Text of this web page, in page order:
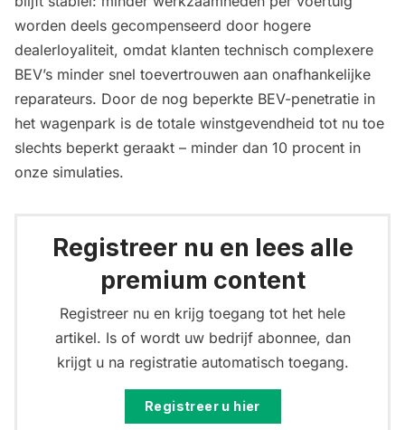
worden deels gecompenseerd door hogere
dealerloyaliteit, omdat klanten technisch complexere
BEV’s minder snel toevertrouwen aan onafhankelijke
reparateurs. Door de nog beperkte BEV-penetratie in
het wagenpark is de totale winstgevendheid tot nu toe
slechts beperkt geraakt – minder dan 10 procent in
onze simulaties.
Registreer nu en lees alle
premium content
Registreer nu en krijg toegang tot het hele
artikel. Is of wordt uw bedrijf abonnee, dan
krijgt u na registratie automatisch toegang.
Registreer u hier